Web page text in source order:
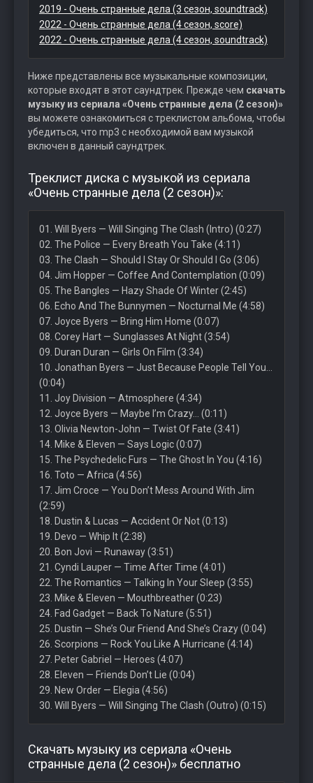
2019 - Очень странные дела (3 сезон, soundtrack)
2022 - Очень странные дела (4 сезон, score)
2022 - Очень странные дела (4 сезон, soundtrack)
Ниже представлены все музыкальные композиции,
которые входят в этот саундтрек. Прежде чем скачать
музыку из сериала «Очень странные дела (2 сезон)»
вы можете ознакомиться с треклистом альбома, чтобы
убедиться, что mp3 с необходимой вам музыкой
включен в данный саундтрек.
Треклист диска с музыкой из сериала
«Очень странные дела (2 сезон)»:
01. Will Byers — Will Singing The Clash (Intro) (0:27)
02. The Police — Every Breath You Take (4:11)
03. The Clash — Should I Stay Or Should I Go (3:06)
04. Jim Hopper — Coffee And Contemplation (0:09)
05. The Bangles — Hazy Shade Of Winter (2:45)
06. Echo And The Bunnymen — Nocturnal Me (4:58)
07. Joyce Byers — Bring Him Home (0:07)
08. Corey Hart — Sunglasses At Night (3:54)
09. Duran Duran — Girls On Film (3:34)
10. Jonathan Byers — Just Because People Tell You…
(0:04)
11. Joy Division — Atmosphere (4:34)
12. Joyce Byers — Maybe I’m Crazy… (0:11)
13. Olivia Newton-John — Twist Of Fate (3:41)
14. Mike & Eleven — Says Logic (0:07)
15. The Psychedelic Furs — The Ghost In You (4:16)
16. Toto — Africa (4:56)
17. Jim Croce — You Don’t Mess Around With Jim
(2:59)
18. Dustin & Lucas — Accident Or Not (0:13)
19. Devo — Whip It (2:38)
20. Bon Jovi — Runaway (3:51)
21. Cyndi Lauper — Time After Time (4:01)
22. The Romantics — Talking In Your Sleep (3:55)
23. Mike & Eleven — Mouthbreather (0:23)
24. Fad Gadget — Back To Nature (5:51)
25. Dustin — She’s Our Friend And She’s Crazy (0:04)
26. Scorpions — Rock You Like A Hurricane (4:14)
27. Peter Gabriel — Heroes (4:07)
28. Eleven — Friends Don’t Lie (0:04)
29. New Order — Elegia (4:56)
30. Will Byers — Will Singing The Clash (Outro) (0:15)
Скачать музыку из сериала «Очень
странные дела (2 сезон)» бесплатно